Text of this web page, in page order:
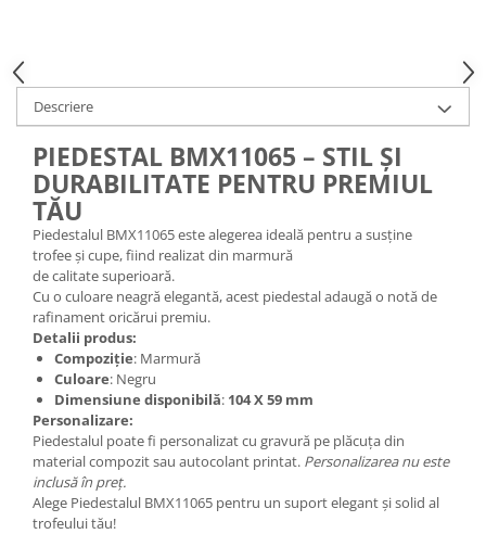
Trofee Lemn
Trofee Rasina
Trofee Metalice
Trofee Sticla
Accesorii Trofee
Personalizari Trofee
Cutii de Prezentare , Mape
Trofeu Plastic
Figurine
Figurine Rasina
Figurine Plastic
Accesorii Figurine
OUTLET
Cupe Outlet
Descriere
PIEDESTAL BMX11065 – STIL ȘI
DURABILITATE PENTRU PREMIUL
TĂU
Piedestalul BMX11065 este alegerea ideală pentru a susține
trofee și cupe, fiind realizat din marmură
de calitate superioară.
Cu o culoare neagră elegantă, acest piedestal adaugă o notă de
rafinament oricărui premiu.
Detalii produs:
Compoziție: Marmură
Culoare: Negru
Dimensiune disponibilă: 104 X 59 mm
Personalizare:
Piedestalul poate fi personalizat cu gravură pe plăcuța din
material compozit sau autocolant printat. Personalizarea nu este
inclusă în preț.
Alege Piedestalul BMX11065 pentru un suport elegant și solid al
trofeului tău!